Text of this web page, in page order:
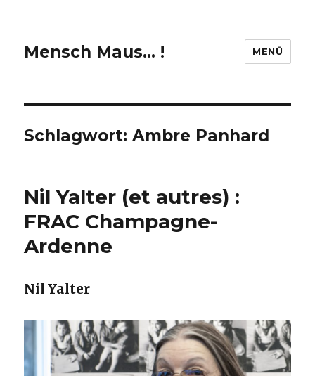
Mensch Maus… ! MENÜ
Schlagwort:Ambre Panhard
Nil Yalter (et autres) :
FRAC Champagne-
Ardenne
Nil Yalter